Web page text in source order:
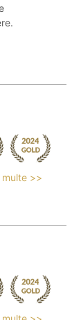
multe >>